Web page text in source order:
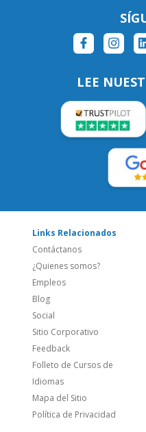
LEE
Links Relacionados
Contáctanos
¿Quienes somos?
Empleos
Blog
Social
Sitio Corporativo
Feedback